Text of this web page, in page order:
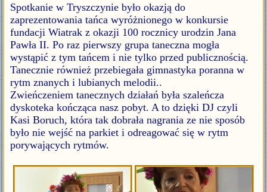
Spotkanie w Tryszczynie było okazją do
zaprezentowania tańca wyróżnionego w konkursie
fundacji Wiatrak z okazji 100 rocznicy urodzin Jana
Pawła II. Po raz pierwszy grupa taneczna mogła
wystąpić z tym tańcem i nie tylko przed publicznością.
Tanecznie również przebiegała gimnastyka poranna w
rytm znanych i lubianych melodii..
Zwieńczeniem tanecznych działań była szaleńcza
dyskoteka kończąca nasz pobyt. A to dzięki DJ czyli
Kasi Boruch, która tak dobrała nagrania ze nie sposób
było nie wejść na parkiet i odreagować się w rytm
porywających rytmów.